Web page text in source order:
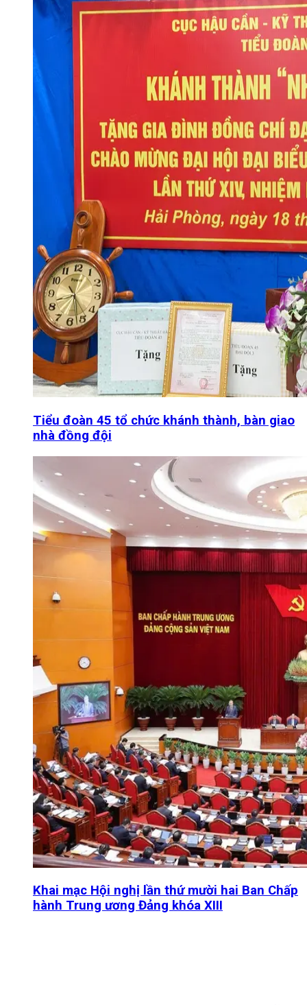
Tiểu đoàn 45 tổ chức khánh thành, bàn giao
nhà đồng đội
Khai mạc Hội nghị lần thứ mười hai Ban Chấp
hành Trung ương Đảng khóa XIII